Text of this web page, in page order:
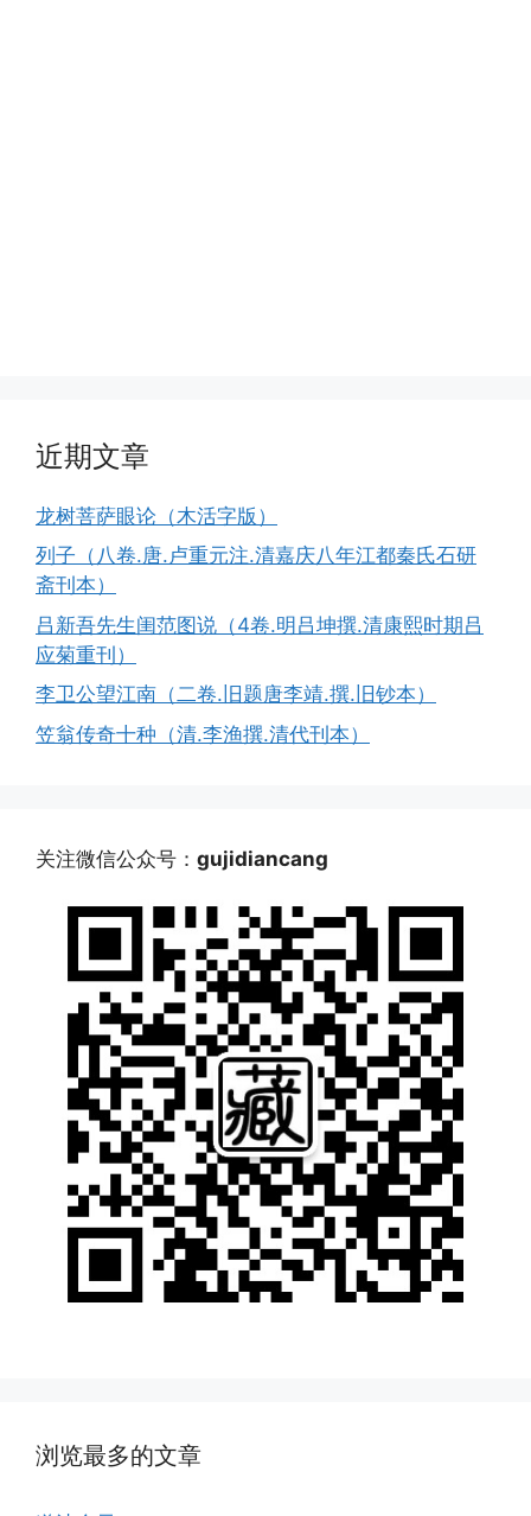
近期文章
龙树菩萨眼论（木活字版）
列子（八卷.唐.卢重元注.清嘉庆八年江都秦氏石研
斋刊本）
吕新吾先生闺范图说（4卷.明吕坤撰.清康熙时期吕
应菊重刊）
李卫公望江南（二卷.旧题唐李靖.撰.旧钞本）
笠翁传奇十种（清.李渔撰.清代刊本）
关注微信公众号： gujidiancang
浏览最多的文章